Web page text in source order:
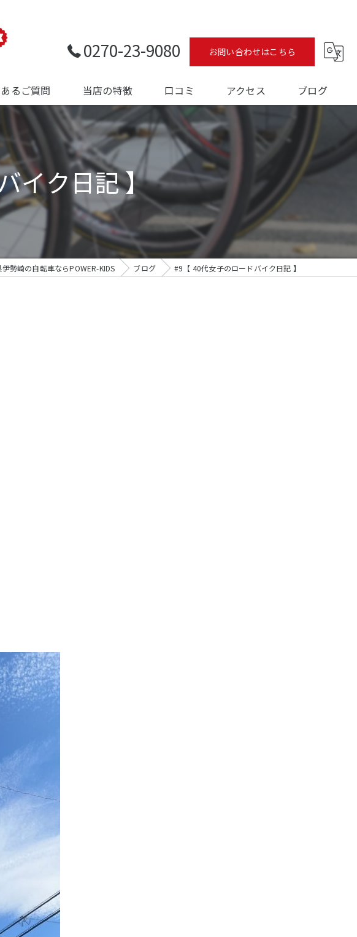
0270-23-9080 お問い合わせはこちら
るご質問 当店の特徴
ロードバイク
メンテナンス
フィッティング
オーバーホール
トレーニング
口コミ アクセス ブログ
イク日記 】
勢崎の自転車ならPOWER-KIDS ブログ #9【 40代女子のロードバイク日記 】